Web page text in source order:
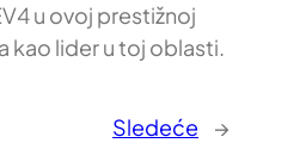
u ovoj prestižnoj
kao lider u toj oblasti.
Sledeće →